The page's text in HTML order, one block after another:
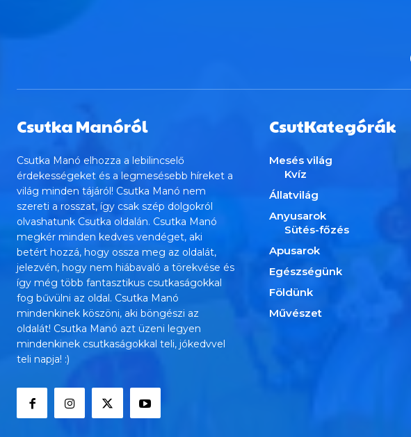
Csutka Manóról
Csutka Manó elhozza a lebilincselő
érdekességeket és a legmesésebb híreket a
világ minden tájáról! Csutka Manó nem
szereti a rosszat, így csak szép dolgokról
olvashatunk Csutka oldalán. Csutka Manó
megkér minden kedves vendéget, aki
betért hozzá, hogy ossza meg az oldalát,
jelezvén, hogy nem hiábavaló a törekvése és
így még több fantasztikus csutkaságokkal
fog bűvülni az oldal. Csutka Manó
mindenkinek köszöni, aki böngészi az
oldalát! Csutka Manó azt üzeni legyen
mindenkinek csutkaságokkal teli, jókedvvel
teli napja! :)
CsutKategórák
Mesés világ
Kvíz
Állatvilág
Anyusarok
Sütés-főzés
Apusarok
Egészségünk
Földünk
Művészet